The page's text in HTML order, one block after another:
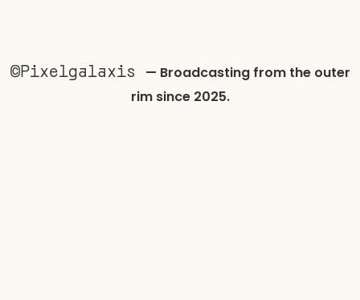
©Pixelgalaxis — Broadcasting from the outer
rim since 2025.